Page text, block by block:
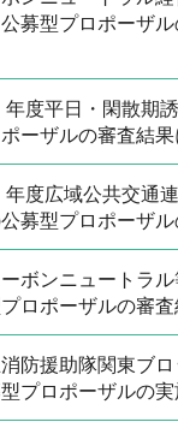
募型プロポーザ
度平日・閑散期
ーザルの審査結果
度広域公共交通
公募型プロポーザ
ボンニュートラ
ロポーザルの審
防援助隊関東ブ
プロポーザルの実